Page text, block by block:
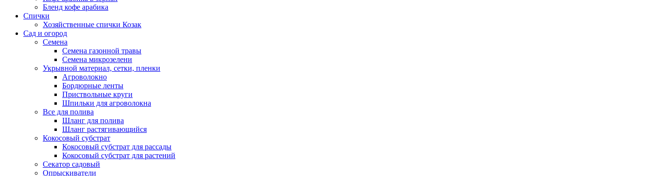
Бленд кофе арабика
Спички
Хозяйственные спички Козак
Сад и огород
Семена
Семена газонной травы
Семена микрозелени
Укрывной материал, сетки, пленки
Агроволокно
Бордюрные ленты
Приствольные круги
Шпильки для агроволокна
Все для полива
Шланг для полива
Шланг растягивающийся
Кокосовый субстрат
Кокосовый субстрат для рассады
Кокосовый субстрат для растений
Секатор садовый
Опрыскиватели